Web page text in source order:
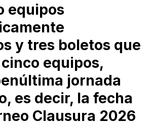
equipos
y tres boletos que
equipos,
jornada
es decir, la fecha
Clausura 2026